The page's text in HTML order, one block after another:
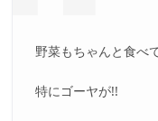
野菜もちゃんと食べ
特にゴーヤが!!